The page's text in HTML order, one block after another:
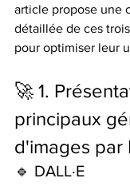
article propose une
détaillée de ces
pour optimiser leur
🚀 1.
principaux
d'images par
🔹 DALL·E